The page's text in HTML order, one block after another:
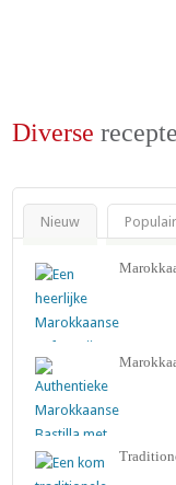
Diverse
Nieuw Populair